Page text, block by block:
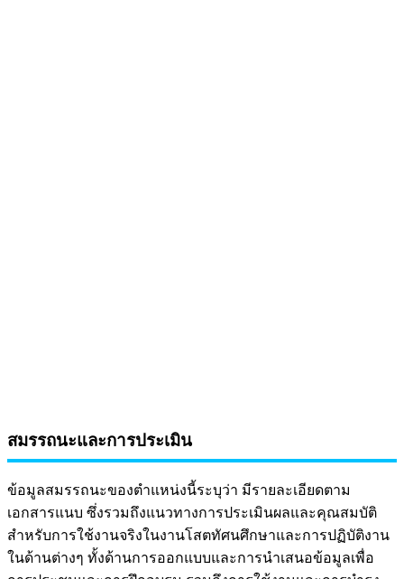
สมรรถนะและการประเมิน
ข้อมูลสมรรถนะของตำแหน่งนี้ระบุว่า มีรายละเอียดตาม
เอกสารแนบ ซึ่งรวมถึงแนวทางการประเมินผลและคุณสมบัติ
สำหรับการใช้งานจริงในงานโสตทัศนศึกษาและการปฏิบัติงาน
ในด้านต่างๆ ทั้งด้านการออกแบบและการนำเสนอข้อมูลเพื่อ